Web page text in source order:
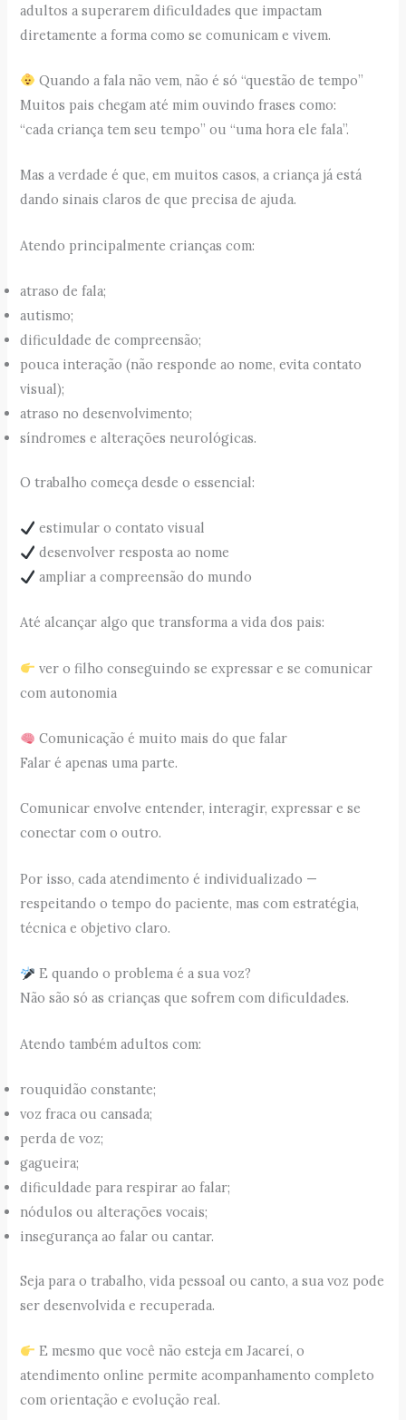
adultos a superarem dificuldades que impactam
diretamente a forma como se comunicam e vivem.
Quando a fala não vem, não é só “questão de tempo”
Muitos pais chegam até mim ouvindo frases como:
“cada criança tem seu tempo” ou “uma hora ele fala”.
Mas a verdade é que, em muitos casos, a criança já está
dando sinais claros de que precisa de ajuda.
Atendo principalmente crianças com:
atraso de fala;
autismo;
dificuldade de compreensão;
pouca interação (não responde ao nome, evita contato
visual);
atraso no desenvolvimento;
síndromes e alterações neurológicas.
O trabalho começa desde o essencial:
estimular o contato visual
desenvolver resposta ao nome
ampliar a compreensão do mundo
Até alcançar algo que transforma a vida dos pais:
ver o filho conseguindo se expressar e se comunicar
com autonomia
Comunicação é muito mais do que falar
Falar é apenas uma parte.
Comunicar envolve entender, interagir, expressar e se
conectar com o outro.
Por isso, cada atendimento é individualizado —
respeitando o tempo do paciente, mas com estratégia,
técnica e objetivo claro.
E quando o problema é a sua voz?
Não são só as crianças que sofrem com dificuldades.
Atendo também adultos com:
rouquidão constante;
voz fraca ou cansada;
perda de voz;
gagueira;
dificuldade para respirar ao falar;
nódulos ou alterações vocais;
insegurança ao falar ou cantar.
Seja para o trabalho, vida pessoal ou canto, a sua voz pode
ser desenvolvida e recuperada.
E mesmo que você não esteja em Jacareí, o
atendimento online permite acompanhamento completo
com orientação e evolução real.